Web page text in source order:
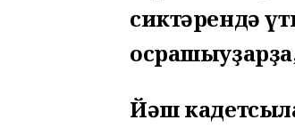
сиктәрендә
Йәш